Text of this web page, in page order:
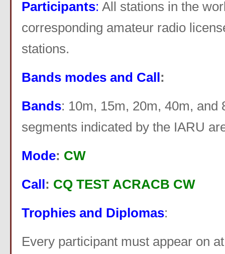
Participants: All stations in the
corresponding amateur radio
stations.
Bands modes and Call:
Bands: 10m, 15m, 20m, 40m, and
segments indicated by the IARU
Mode: CW
Call: CQ TEST ACRACB CW
Trophies and Diplomas:
Every participant must appear on